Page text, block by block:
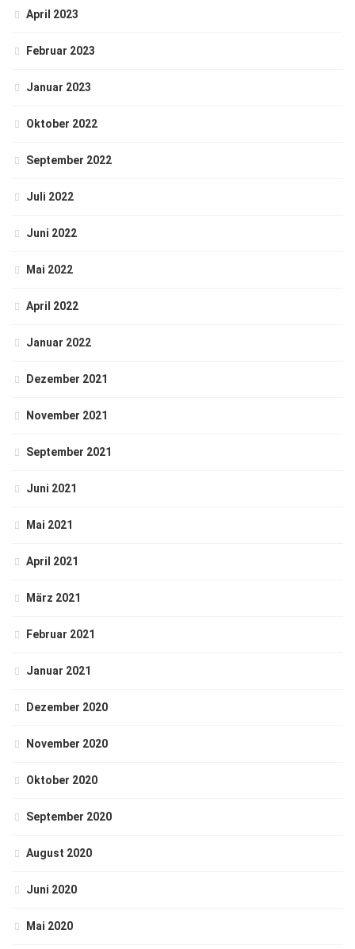
April 2023
Februar 2023
Januar 2023
Oktober 2022
September 2022
Juli 2022
Juni 2022
Mai 2022
April 2022
Januar 2022
Dezember 2021
November 2021
September 2021
Juni 2021
Mai 2021
April 2021
März 2021
Februar 2021
Januar 2021
Dezember 2020
November 2020
Oktober 2020
September 2020
August 2020
Juni 2020
Mai 2020